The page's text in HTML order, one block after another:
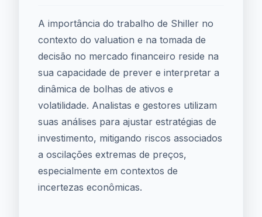
A importância do trabalho de Shiller no
contexto do valuation e na tomada de
decisão no mercado financeiro reside na
sua capacidade de prever e interpretar a
dinâmica de bolhas de ativos e
volatilidade. Analistas e gestores utilizam
suas análises para ajustar estratégias de
investimento, mitigando riscos associados
a oscilações extremas de preços,
especialmente em contextos de
incertezas econômicas.